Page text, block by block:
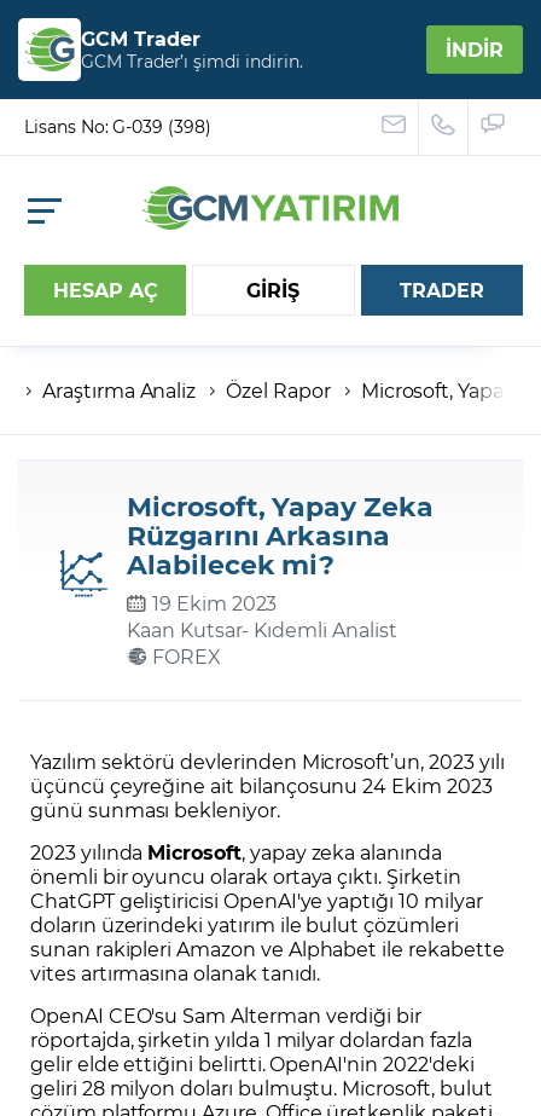
GCM Trader
GCM Trader’ı şimdi indirin. İNDİR
Lisans No: G-039 (398)
HESAP AÇ GİRİŞ
Hesap numaranız
Şifreniz
Şifremi Unuttum
TRADER
Araştırma Analiz Özel Rapor Microsoft, Yapay
Microsoft, Yapay Zeka
Rüzgarını Arkasına
Alabilecek mi?
19 Ekim 2023
Kaan Kutsar- Kıdemli Analist
FOREX
Yazılım sektörü devlerinden Microsoft’un, 2023 yılı
üçüncü çeyreğine ait bilançosunu 24 Ekim 2023
günü sunması bekleniyor.
2023 yılında Microsoft, yapay zeka alanında
önemli bir oyuncu olarak ortaya çıktı. Şirketin
ChatGPT geliştiricisi OpenAI'ye yaptığı 10 milyar
doların üzerindeki yatırım ile bulut çözümleri
sunan rakipleri Amazon ve Alphabet ile rekabette
vites artırmasına olanak tanıdı.
OpenAI CEO'su Sam Alterman verdiği bir
röportajda, şirketin yılda 1 milyar dolardan fazla
gelir elde ettiğini belirtti. OpenAI'nin 2022'deki
geliri 28 milyon doları bulmuştu. Microsoft, bulut